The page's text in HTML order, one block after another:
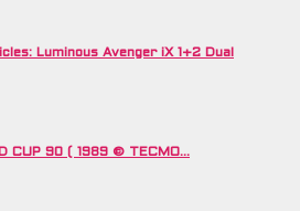
Luminous Avenger iX 1+2 Dual
CUP 90 ( 1989 © TECMO…